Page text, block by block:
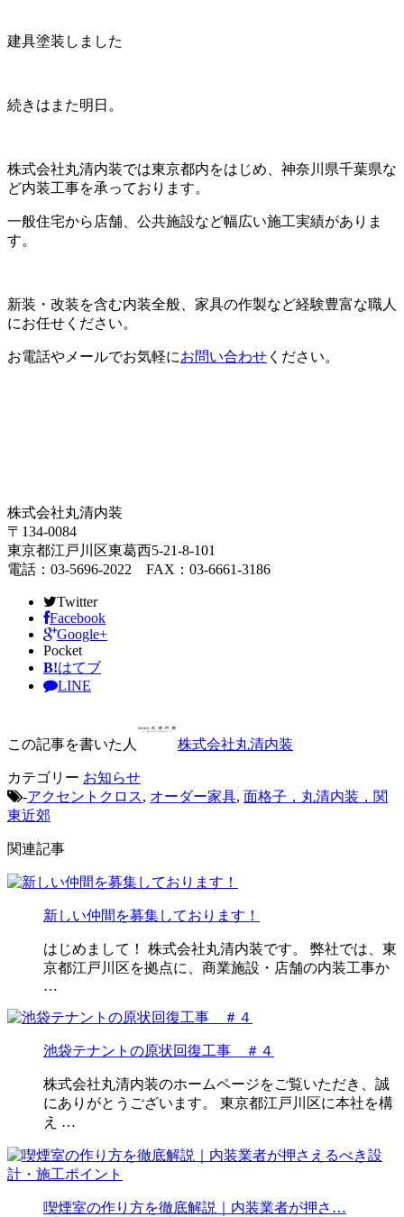
建具塗装しました
続きはまた明日。
株式会社丸清内装では東京都内をはじめ、神奈川県千葉県な
ど内装工事を承っております。
一般住宅から店舗、公共施設など幅広い施工実績がありま
す。
新装・改装を含む内装全般、家具の作製など経験豊富な職人
にお任せください。
お電話やメールでお気軽にお問い合わせ ください。
株式会社丸清内装
〒134-0084
東京都江戸川区東葛西5-21-8-101
電話：03-5696-2022 FAX：03-6661-3186
Twitter
Facebook
Google+
Pocket
B!はてブ
LINE
この記事を書いた人 株式会社丸清内装
カテゴリー お知らせ
-アクセントクロス, オーダー家具, 面格子，丸清内装，関
東近郊
関連記事
新しい仲間を募集しております！
はじめまして！ 株式会社丸清内装です。 弊社では、東
京都江戸川区を拠点に、商業施設・店舗の内装工事か
…
池袋テナントの原状回復工事 ＃４
株式会社丸清内装のホームページをご覧いただき、誠
にありがとうございます。 東京都江戸川区に本社を構
え …
喫煙室の作り方を徹底解説｜内装業者が押さ…